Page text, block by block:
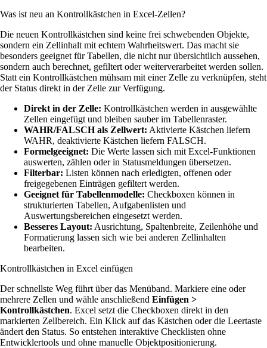
Was ist neu an Kontrollkästchen in Excel-Zellen?
Die neuen Kontrollkästchen sind keine frei schwebenden Objekte,
sondern ein Zellinhalt mit echtem Wahrheitswert. Das macht sie
besonders geeignet für Tabellen, die nicht nur übersichtlich aussehen,
sondern auch berechnet, gefiltert oder weiterverarbeitet werden sollen.
Statt ein Kontrollkästchen mühsam mit einer Zelle zu verknüpfen, steht
der Status direkt in der Zelle zur Verfügung.
Direkt in der Zelle: Kontrollkästchen werden in ausgewählte
Zellen eingefügt und bleiben sauber im Tabellenraster.
WAHR/FALSCH als Zellwert: Aktivierte Kästchen liefern
WAHR, deaktivierte Kästchen liefern FALSCH.
Formelgeeignet: Die Werte lassen sich mit Excel-Funktionen
auswerten, zählen oder in Statusmeldungen übersetzen.
Filterbar: Listen können nach erledigten, offenen oder
freigegebenen Einträgen gefiltert werden.
Geeignet für Tabellenmodelle: Checkboxen können in
strukturierten Tabellen, Aufgabenlisten und
Auswertungsbereichen eingesetzt werden.
Besseres Layout: Ausrichtung, Spaltenbreite, Zeilenhöhe und
Formatierung lassen sich wie bei anderen Zellinhalten
bearbeiten.
Kontrollkästchen in Excel einfügen
Der schnellste Weg führt über das Menüband. Markiere eine oder
mehrere Zellen und wähle anschließend Einfügen >
Kontrollkästchen. Excel setzt die Checkboxen direkt in den
markierten Zellbereich. Ein Klick auf das Kästchen oder die Leertaste
ändert den Status. So entstehen interaktive Checklisten ohne
Entwicklertools und ohne manuelle Objektpositionierung.